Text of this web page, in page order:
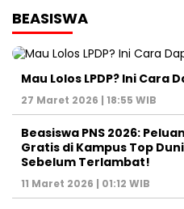
BEASISWA
Mau Lolos LPDP? Ini Cara
27 Maret 2026 | 18:55 WIB
Beasiswa PNS 2026:
Gratis di Kampus Top
Sebelum Terlambat!
11 Maret 2026 | 01:12 WIB